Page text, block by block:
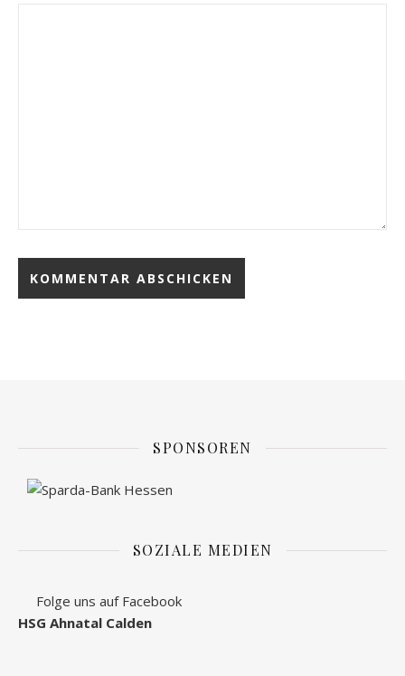
SPONSOREN
SOZIALE MEDIEN
Folge uns auf Facebook
HSG Ahnatal Calden